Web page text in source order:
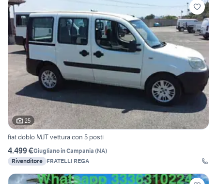
25
fiat doblo MJT vettura con 5 posti
4.499 €Giugliano in Campania (NA)
Rivenditore FRATELLI REGA